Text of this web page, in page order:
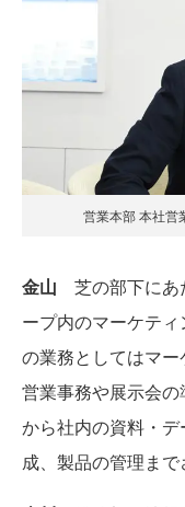
営業本部 本社営
金山 芝の部下にあ
ープ内のマーケテ
の業務としてはマー
営業事務や展示会
から社内の資料・
成、製品の管理まで